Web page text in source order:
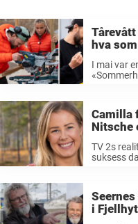
hva
I mai var
det ...
Camilla
Nitsche
TV 2s
suksess
i